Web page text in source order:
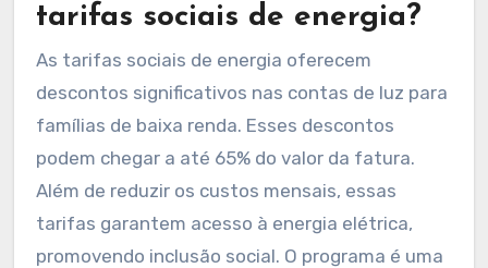
tarifas sociais de energia?
As tarifas sociais de energia oferecem
descontos significativos nas contas de luz para
famílias de baixa renda. Esses descontos
podem chegar a até 65% do valor da fatura.
Além de reduzir os custos mensais, essas
tarifas garantem acesso à energia elétrica,
promovendo inclusão social. O programa é uma